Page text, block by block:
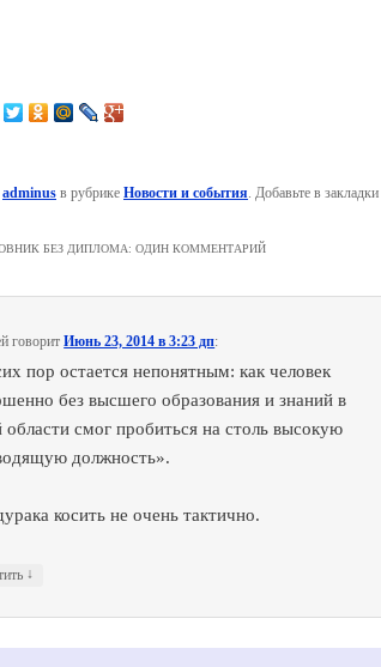
adminus в рубрике Новости и события. Добавьте в закладки
БЕЗ ДИПЛОМА: ОДИН КОММЕНТАРИЙ
говорит Июнь 23, 2014 в 3:23 дп:
пор остается непонятным: как человек
без высшего образования и знаний в
области смог пробиться на столь высокую
должность».
косить не очень тактично.
↓